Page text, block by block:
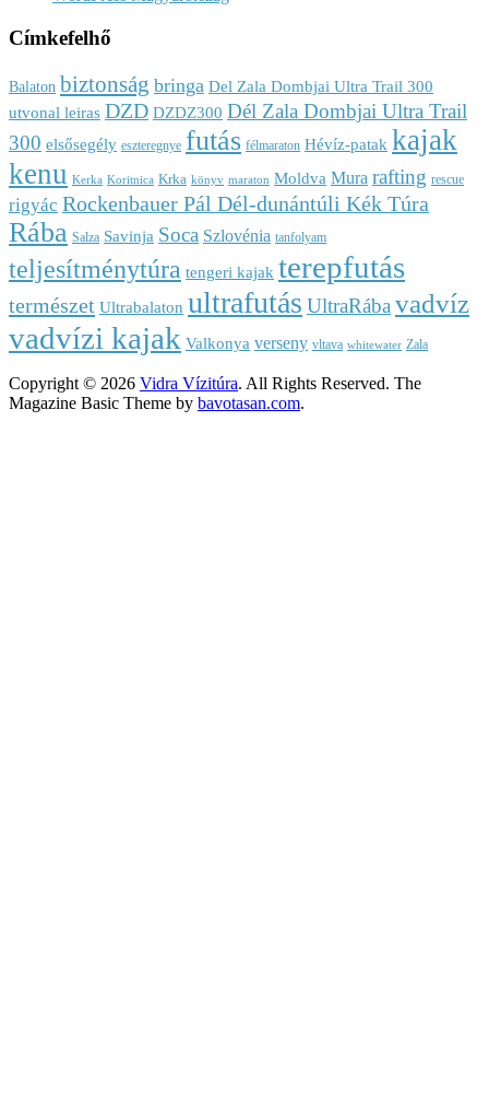
Címkefelhő
Balaton biztonság bringa Del Zala Dombjai Ultra Trail 300
utvonal leiras DZD DZDZ300 Dél Zala Dombjai Ultra Trail
300 elsősegély eszteregnye futás félmaraton Hévíz-patak kajak
kenu Kerka Koritnica Krka könyv maraton Moldva Mura rafting rescue
rigyác Rockenbauer Pál Dél-dunántúli Kék Túra
Rába Salza Savinja Soca Szlovénia tanfolyam
teljesítménytúra tengeri kajak terepfutás
természet Ultrabalaton ultrafutás UltraRába vadvíz
vadvízi kajak Valkonya verseny vltava whitewater Zala
Copyright © 2026 Vidra Vízitúra. All Rights Reserved. The
Magazine Basic Theme by bavotasan.com.